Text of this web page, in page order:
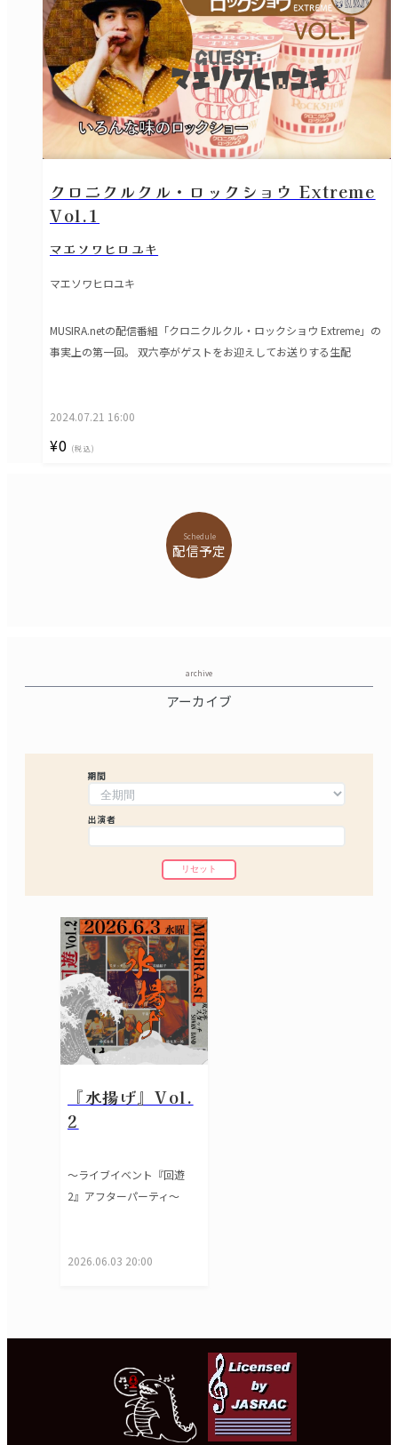
クロニクルクル・ロックショウ Extreme
Vol.1
マエソワヒロユキ
マエソワヒロユキ
MUSIRA.netの配信番組「クロニクルクル・ロックショウ Extreme」の
事実上の第一回。 双六亭がゲストをお迎えしてお送りする生配
2024.07.21 16:00
¥0 (税込)
Schedule
配信予定
archive
アーカイブ
期間
出演者
『水揚げ』Vol.
2
〜ライブイベント『回遊
2』アフターパーティ〜
2026.06.03 20:00